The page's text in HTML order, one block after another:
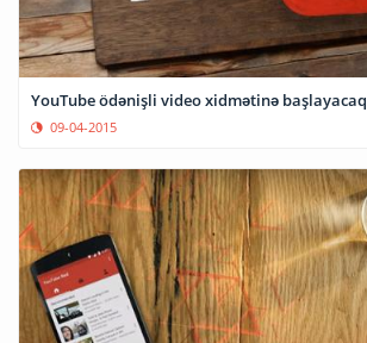
YouTube ödənişli video xidmətinə başlayacaq
09-04-2015